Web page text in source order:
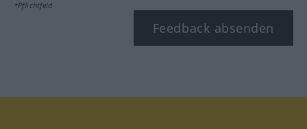
*Pflichtfeld
Feedback absenden